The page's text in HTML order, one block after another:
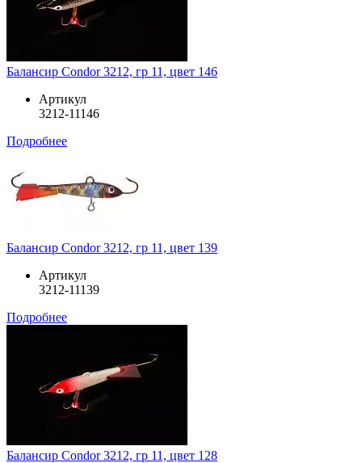
Балансир Condor 3212, гр 11, цвет 146
Артикул
3212-11146
Подробнее
Балансир Condor 3212, гр 11, цвет 139
Артикул
3212-11139
Подробнее
Балансир Condor 3212, гр 11, цвет 128